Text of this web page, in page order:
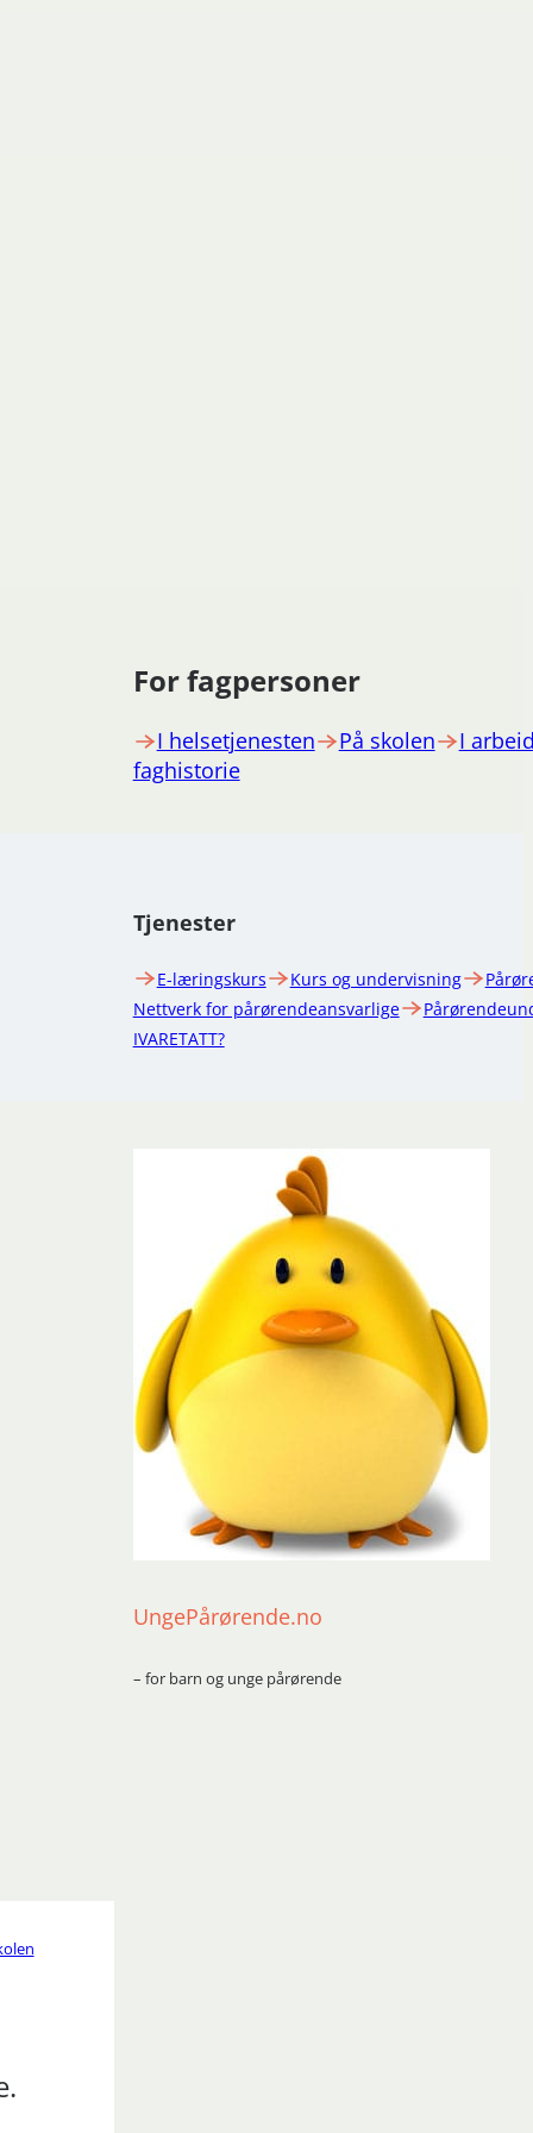
For fagpersoner
I helsetjenesten På skolen
I
faghistorie
Tjenester
E-læringskurs Kurs og undervisning
Nettverk for pårørendeansvarlige
IVARETATT?
UngePårørende.no
– for barn og unge pårørende